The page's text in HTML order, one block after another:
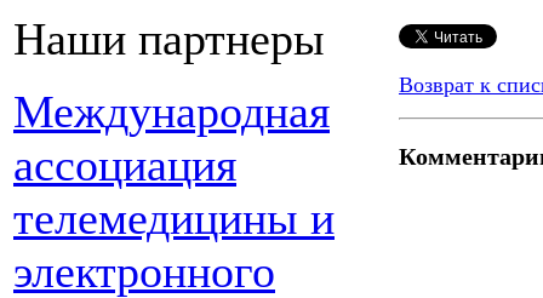
Наши партнеры
Международная
ассоциация
телемедицины и
электронного
Возврат к